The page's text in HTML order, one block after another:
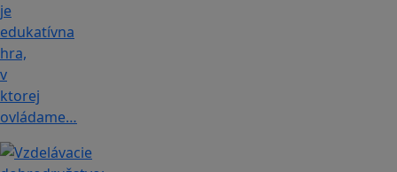
je
edukatívna
hra,
v
ktorej
ovládame…